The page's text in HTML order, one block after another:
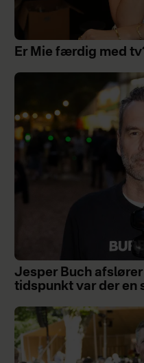
Er Mie færdig med
Jesper Buch
tidspunkt var der en